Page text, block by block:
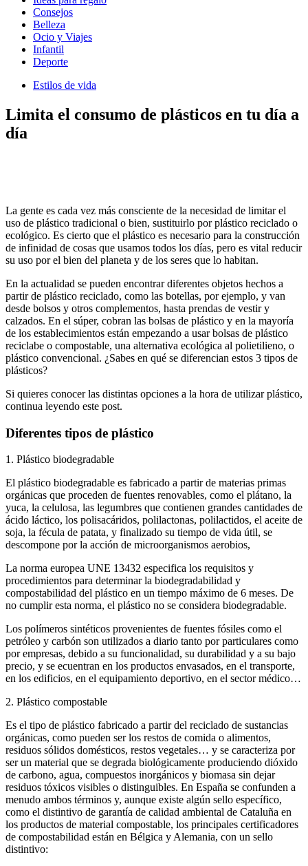
Consejos
Belleza
Ocio y Viajes
Infantil
Deporte
Estilos de vida
Limita el consumo de plásticos en tu día a
día
La gente es cada vez más consciente de la necesidad de limitar el
uso de plástico tradicional o bien, sustituirlo por plástico reciclado o
ecológico. Es cierto que el plástico es necesario para la construcción
de infinidad de cosas que usamos todos los días, pero es vital reducir
su uso por el bien del planeta y de los seres que lo habitan.
En la actualidad se pueden encontrar diferentes objetos hechos a
partir de plástico reciclado, como las botellas, por ejemplo, y van
desde bolsos y otros complementos, hasta prendas de vestir y
calzados. En el súper, cobran las bolsas de plástico y en la mayoría
de los establecimientos están empezando a usar bolsas de plástico
reciclabe o compostable, una alternativa ecológica al polietilieno, o
plástico convencional. ¿Sabes en qué se diferencian estos 3 tipos de
plásticos?
Si quieres conocer las distintas opciones a la hora de utilizar plástico,
continua leyendo este post.
Diferentes tipos de plástico
1. Plástico biodegradable
El plástico biodegradable es fabricado a partir de materias primas
orgánicas que proceden de fuentes renovables, como el plátano, la
yuca, la celulosa, las legumbres que contienen grandes cantidades de
ácido láctico, los polisacáridos, polilactonas, polilactidos, el aceite de
soja, la fécula de patata, y finalizado su tiempo de vida útil, se
descompone por la acción de microorganismos aerobios,
La norma europea UNE 13432 especifica los requisitos y
procedimientos para determinar la biodegradabilidad y
compostabilidad del plástico en un tiempo máximo de 6 meses. De
no cumplir esta norma, el plástico no se considera biodegradable.
Los polímeros sintéticos provenientes de fuentes fósiles como el
petróleo y carbón son utilizados a diario tanto por particulares como
por empresas, debido a su funcionalidad, su durabilidad y a su bajo
precio, y se ecuentran en los productos envasados, en el transporte,
en los edificios, en el equipamiento deportivo, en el sector médico…
2. Plástico compostable
Es el tipo de plástico fabricado a partir del reciclado de sustancias
orgánicas, como pueden ser los restos de comida o alimentos,
residuos sólidos domésticos, restos vegetales… y se caracteriza por
ser un material que se degrada biológicamente produciendo dióxido
de carbono, agua, compuestos inorgánicos y biomasa sin dejar
residuos tóxicos visibles o distinguibles. En España se confunden a
menudo ambos términos y, aunque existe algún sello específico,
como el distintivo de garantía de calidad ambiental de Cataluña en
los productos de material compostable, los principales certificadores
de compostabilidad están en Bélgica y Alemania, con un sello
distintivo: